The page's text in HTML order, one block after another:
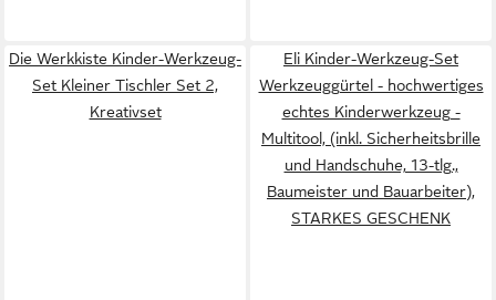
Die Werkkiste Kinder-Werkzeug-
Set Kleiner Tischler Set 2,
Kreativset
Eli Kinder-Werkzeug-Set
Werkzeuggürtel - hochwertiges
echtes Kinderwerkzeug -
Multitool, (inkl. Sicherheitsbrille
und Handschuhe, 13-tlg.,
Baumeister und Bauarbeiter),
STARKES GESCHENK